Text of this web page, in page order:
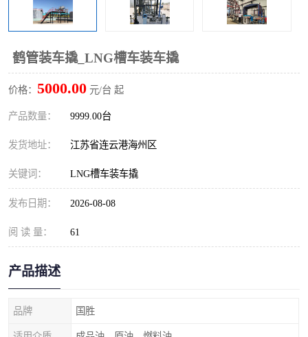
鹤管装车撬_LNG槽车装车撬
价格： 5000.00 元/台 起
产品数量： 9999.00台
发货地址： 江苏省连云港海州区
关键词： LNG槽车装车撬
发布日期： 2026-08-08
阅 读 量： 61
产品描述
品牌 国胜